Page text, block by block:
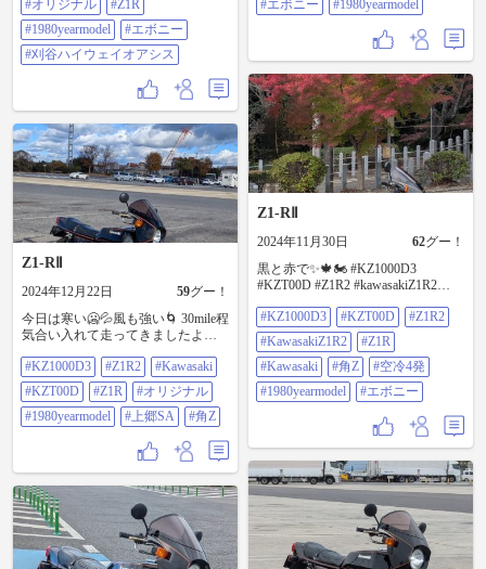
#オリジナル
#Z1R
#1980yearmodel
#エボニー
#刈谷ハイウェイオアシス
#エボニー #1980yearmodel
Z1-RⅡ
2024年12月22日 59グー！
今日は寒い🥶💦風も強い🌀 30mile程
気合い入れて走ってきましたよ🏍️
#KZT00D #Z1R #オリジナル
#1980yearmodel #上郷SA #角Z
#KZ1000D3 #Z1R2
#Kawasaki
#KZT00D
#Z1R
#オリジナル
#1980yearmodel
#上郷SA #角Z
Z1-RⅡ
2024年11月30日 62グー！
黒と赤で✨🍁🏍️ #KZ1000D3
#KZT00D #Z1R2 #kawasakiZ1R2
#1980yearmodel #エボニー
#KZ1000D3 #KZT00D
#Z1R2
#KawasakiZ1R2
#Z1R
#Kawasaki
#角Z
#空冷4発
#1980yearmodel
#エボニー